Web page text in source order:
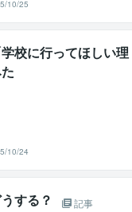
10/25
校に行ってほしい理
10/24
する？
記事